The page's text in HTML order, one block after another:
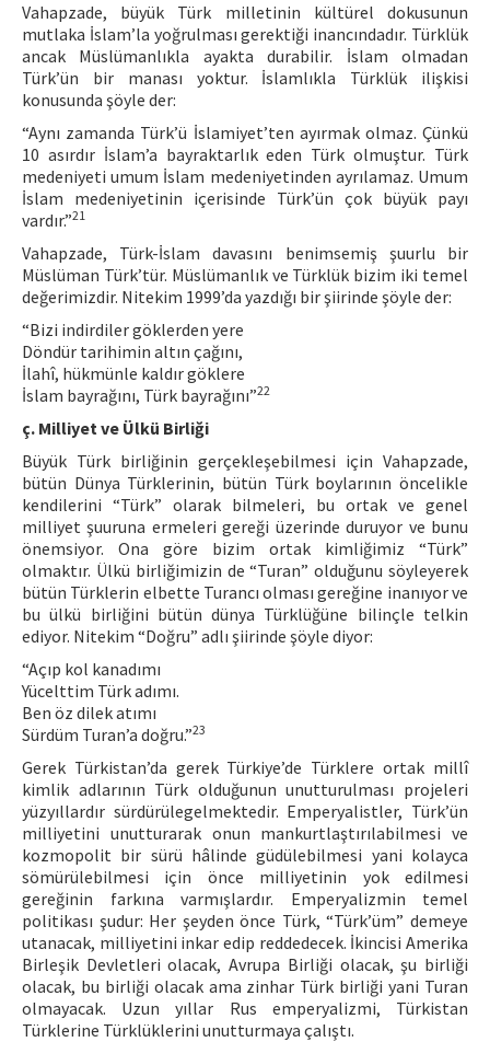
Vahapzade, büyük Türk milletinin kültürel dokusunun
mutlaka İslam’la yoğrulması gerektiği inancındadır. Türklük
ancak Müslümanlıkla ayakta durabilir. İslam olmadan
Türk’ün bir manası yoktur. İslamlıkla Türklük ilişkisi
konusunda şöyle der:
“Aynı zamanda Türk’ü İslamiyet’ten ayırmak olmaz. Çünkü
10 asırdır İslam’a bayraktarlık eden Türk olmuştur. Türk
medeniyeti umum İslam medeniyetinden ayrılamaz. Umum
İslam medeniyetinin içerisinde Türk’ün çok büyük payı
vardır.”21
Vahapzade, Türk-İslam davasını benimsemiş şuurlu bir
Müslüman Türk’tür. Müslümanlık ve Türklük bizim iki temel
değerimizdir. Nitekim 1999’da yazdığı bir şiirinde şöyle der:
“Bizi indirdiler göklerden yere
Döndür tarihimin altın çağını,
İlahî, hükmünle kaldır göklere
İslam bayrağını, Türk bayrağını”22
ç. Milliyet ve Ülkü Birliği
Büyük Türk birliğinin gerçekleşebilmesi için Vahapzade,
bütün Dünya Türklerinin, bütün Türk boylarının öncelikle
kendilerini “Türk” olarak bilmeleri, bu ortak ve genel
milliyet şuuruna ermeleri gereği üzerinde duruyor ve bunu
önemsiyor. Ona göre bizim ortak kimliğimiz “Türk”
olmaktır. Ülkü birliğimizin de “Turan” olduğunu söyleyerek
bütün Türklerin elbette Turancı olması gereğine inanıyor ve
bu ülkü birliğini bütün dünya Türklüğüne bilinçle telkin
ediyor. Nitekim “Doğru” adlı şiirinde şöyle diyor:
“Açıp kol kanadımı
Yücelttim Türk adımı.
Ben öz dilek atımı
Sürdüm Turan’a doğru.”23
Gerek Türkistan’da gerek Türkiye’de Türklere ortak millî
kimlik adlarının Türk olduğunun unutturulması projeleri
yüzyıllardır sürdürülegelmektedir. Emperyalistler, Türk’ün
milliyetini unutturarak onun mankurtlaştırılabilmesi ve
kozmopolit bir sürü hâlinde güdülebilmesi yani kolayca
sömürülebilmesi için önce milliyetinin yok edilmesi
gereğinin farkına varmışlardır. Emperyalizmin temel
politikası şudur: Her şeyden önce Türk, “Türk’üm” demeye
utanacak, milliyetini inkar edip reddedecek. İkincisi Amerika
Birleşik Devletleri olacak, Avrupa Birliği olacak, şu birliği
olacak, bu birliği olacak ama zinhar Türk birliği yani Turan
olmayacak. Uzun yıllar Rus emperyalizmi, Türkistan
Türklerine Türklüklerini unutturmaya çalıştı.